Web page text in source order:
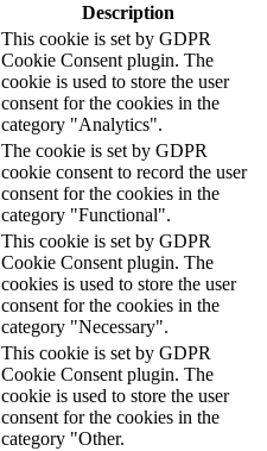
Description
This cookie is set by GDPR
Cookie Consent plugin. The
cookie is used to store the user
consent for the cookies in the
category "Analytics".
The cookie is set by GDPR
cookie consent to record the user
consent for the cookies in the
category "Functional".
This cookie is set by GDPR
Cookie Consent plugin. The
cookies is used to store the user
consent for the cookies in the
category "Necessary".
This cookie is set by GDPR
Cookie Consent plugin. The
cookie is used to store the user
consent for the cookies in the
category "Other.